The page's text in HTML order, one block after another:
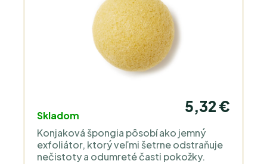
Skladom
5,32 €
Konjaková špongia pôsobí ako jemný
exfoliátor, ktorý veľmi šetrne odstraňuje
nečistoty a odumreté časti pokožky.